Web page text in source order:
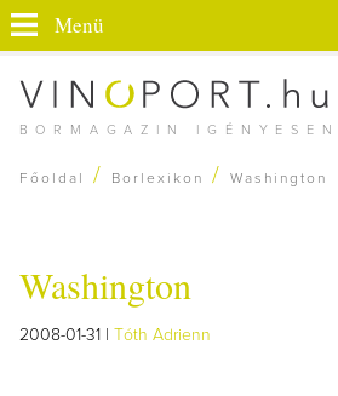
BORMAGAZIN IGÉNYESEN
Menü
Főoldal / Borlexikon / Washington
Washington
2008-01-31 | Tóth Adrienn